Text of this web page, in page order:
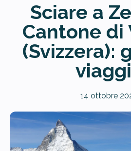
Sciare a
Cantone di
(Svizzera):
14 ottobre